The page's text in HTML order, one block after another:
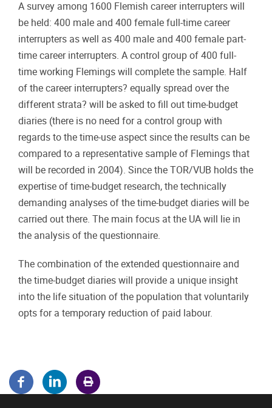
A survey among 1600 Flemish career interrupters will
be held: 400 male and 400 female full-time career
interrupters as well as 400 male and 400 female part-
time career interrupters. A control group of 400 full-
time working Flemings will complete the sample. Half
of the career interrupters? equally spread over the
different strata? will be asked to fill out time-budget
diaries (there is no need for a control group with
regards to the time-use aspect since the results can be
compared to a representative sample of Flemings that
will be recorded in 2004). Since the TOR/VUB holds the
expertise of time-budget research, the technically
demanding analyses of the time-budget diaries will be
carried out there. The main focus at the UA will lie in
the analysis of the questionnaire.
The combination of the extended questionnaire and
the time-budget diaries will provide a unique insight
into the life situation of the population that voluntarily
opts for a temporary reduction of paid labour.